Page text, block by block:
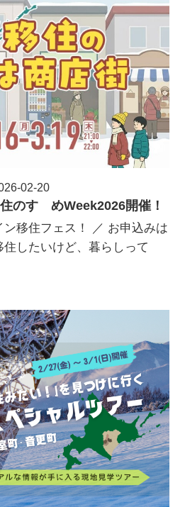
のすゝめWeek2026開催！
移住フェス！ ／ お申込みは
したいけど、暮らしって
稿日02-20